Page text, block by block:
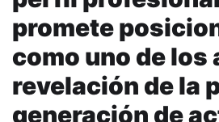
promete
como uno de
revelación de la
generación de